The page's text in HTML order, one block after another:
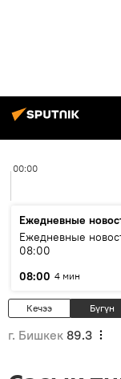
00:00
Ежедневные
Ежедневные
08:00
08:00 4 мин
Кечээ Бүгүн
г. Бишкек 89.3